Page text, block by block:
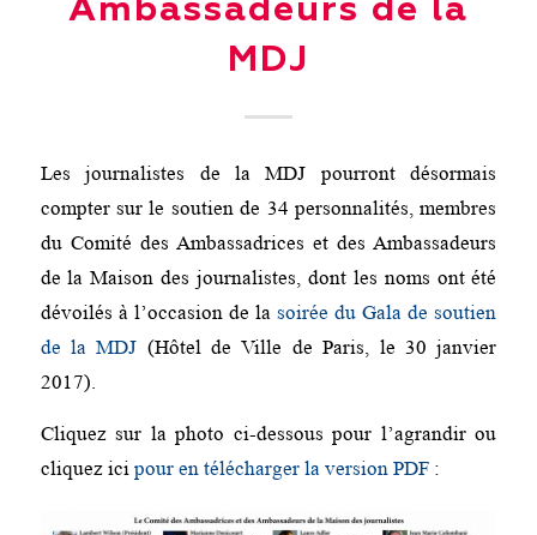
Ambassadeurs de la
MDJ
Les journalistes de la MDJ pourront désormais
compter sur le soutien de 34 personnalités, membres
du Comité des Ambassadrices et des Ambassadeurs
de la Maison des journalistes, dont les noms ont été
dévoilés à l’occasion de lasoirée du Gala de soutien
de la MDJ (Hôtel de Ville de Paris, le 30 janvier
2017).
Cliquez sur la photo ci-dessous pour l’agrandir ou
cliquez ici pour en télécharger la version PDF: